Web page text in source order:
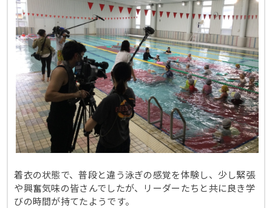
着衣の状態で、普段と違う泳ぎの感覚を体験し、少し緊張
や興奮気味の皆さんでしたが、リーダーたちと共に良き学
びの時間が持てたようです。